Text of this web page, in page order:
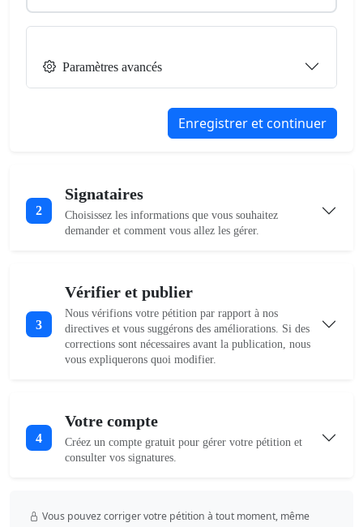
Paramètres avancés
Enregistrer et continuer
2
Signataires
Choisissez les informations que vous souhaitez
demander et comment vous allez les gérer.
3
Vérifier et publier
Nous vérifions votre pétition par rapport à nos
directives et vous suggérons des améliorations. Si des
corrections sont nécessaires avant la publication, nous
vous expliquerons quoi modifier.
4
Votre compte
Créez un compte gratuit pour gérer votre pétition et
consulter vos signatures.
Vous pouvez corriger votre pétition à tout moment, même